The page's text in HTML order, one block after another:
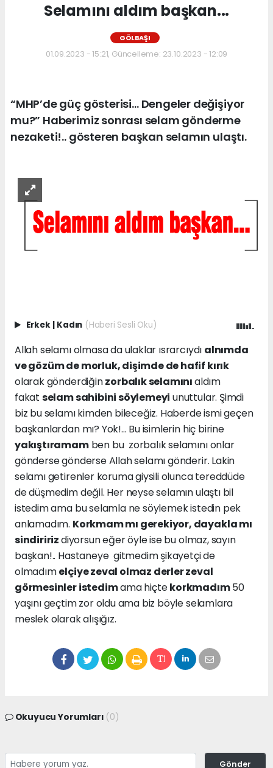
Selamını aldım başkan...
GÖLBAŞI
01.09.2023 - 15:21, Güncelleme: 23.10.2023 - 12:09
“MHP’de güç gösterisi… Dengeler değişiyor
mu?” Haberimiz sonrası selam gönderme
nezaketi!.. gösteren başkan selamın ulaştı.
Erkek Kadın (Haberi Sesli Oku)
Allah selamı olmasa da ulaklar ısrarcıydı alnımda
ve gözüm de morluk, dişimde de hafif kırık
olarak gönderdiğinzorbalık selamınıaldım
fakat selam sahibini söylemeyi unuttular. Şimdi
biz bu selamı kimden bileceğiz. Haberde ismi geçen
başkanlardan mı? Yok!... Bu isimlerin hiç birine
yakıştıramamben bu zorbalık selamını onlar
gönderse gönderse Allah selamı gönderir. Lakin
selamı getirenler koruma giysili olunca tereddüde
de düşmedim değil. Her neyse selamın ulaştı bil
istedim ama bu selamla ne söylemek istedin pek
anlamadım. Korkmam mı gerekiyor, dayakla mı
sindiririzdiyorsun eğer öyle ise bu olmaz, sayın
başkan!.. Hastaneye gitmedim şikayetçi de
olmadımelçiye zeval olmaz derler zeval
görmesinler istedimama hiçtekorkmadım50
yaşını geçtim zor oldu ama biz böyle selamlara
meslek olarak alışığız.
Okuyucu Yorumları (0)
Gönder